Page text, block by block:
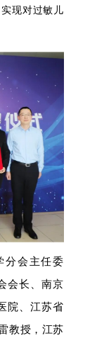
现对过敏儿
分会主任委
会长、南京
院、江苏省
教授，江苏